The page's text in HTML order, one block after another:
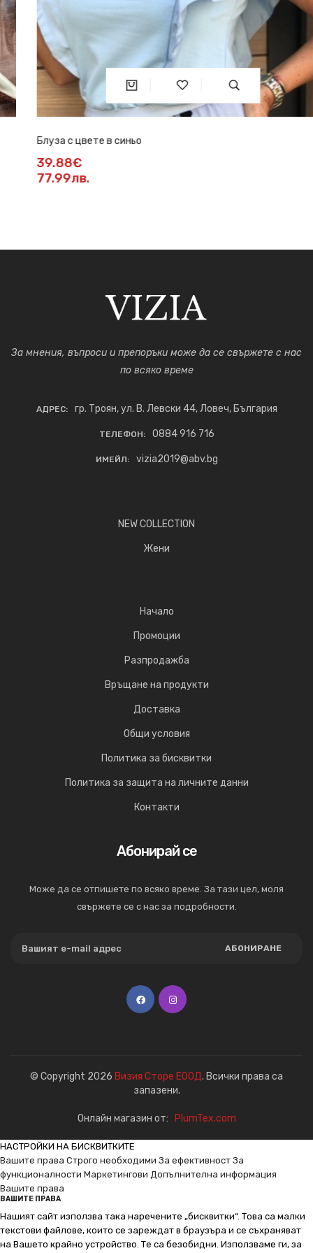
Блуза с цвете в синьо
39.88€
77.99лв.
За мнения, въпроси и препоръки може да се свържете с нас
по всяко време
АДРЕС: гр. Троян, ул. В. Левски 44, Ловеч, България
ТЕЛЕФОН: 0884 916 716
ИМЕЙЛ: vizia2019@abv.bg
NEW COLLECTION
Жени
Начало
Промоции
Разпродажба
Връщане на продукти
Доставка
Общи условия
Политика за бисквитки
Политика за защита на личните данни
Контакти
Абонирай се
Може да се отпишете по всяко време. За тази цел, моля
свържете се с нас за подробности.
АБОНИРАНЕ
© Copyright 2026 Визия Сторе ЕООД. Всички права са
запазени.
Онлайн магазин от: PlumTex.com
НАСТРОЙКИ НА БИСКВИТКИТЕ
Вашите права Строго необходими За ефективност За
функционалности Маркетингови Допълнителна информация
Вашите права
ВАШИТЕ ПРАВА
Нашият сайт използва така наречените „бисквитки“. Това са малки
текстови файлове, които се зареждат в браузъра и се съхраняват
на Вашето крайно устройство. Те са безобидни. Използваме ги, за